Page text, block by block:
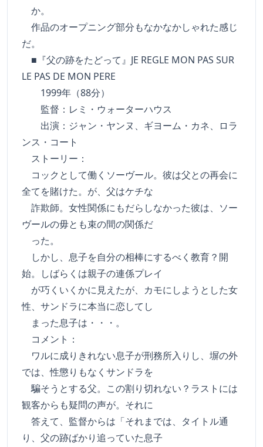
か。
作品のオープニング部分もなかなかしゃれた感じ
だ。
■『父の跡をたどって』JE REGLE MON PAS SUR
LE PAS DE MON PERE
1999年（88分）
監督：レミ・ウォーターハウス
出演：ジャン・ヤンヌ、ギヨーム・カネ、ロラ
ンス・コート
ストーリー：
コックとして働くソーヴール。彼は父との再会に
全てを賭けた。が、父はケチな
詐欺師。女性関係にもだらしなかった彼は、ソー
ヴールの毋とも束の間の関係だ
った。
しかし、息子を自分の相棒にするべく教育？開
始。しばらくは親子の連係プレイ
が巧くいくかに見えたが、カモにしようとした女
性、サンドラに本当に恋してし
まった息子は・・・。
コメント：
ワルに成りきれない息子が刑務所入りし、塀の外
では、性懲りもなくサンドラを
騙そうとする父。この割り切れない？ラストには
観客からも疑問の声が。それに
答えて、監督からは「それまでは、タイトル通
り、父の跡ばかり追っていた息子